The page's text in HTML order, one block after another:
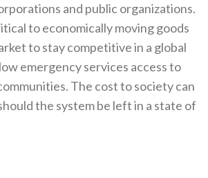
and public organizations.
to economically moving goods
to stay competitive in a global
emergency services access to
The cost to society can
the system be left in a state of